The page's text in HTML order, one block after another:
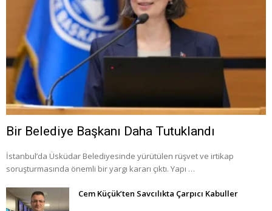
Bir Belediye Başkanı Daha Tutuklandı
İstanbul’da Üsküdar Belediyesinde yürütülen rüşvet ve irtikap
soruşturmasında önemli bir yargı kararı çıktı. Yapı …
Cem Küçük’ten Savcılıkta Çarpıcı Kabuller